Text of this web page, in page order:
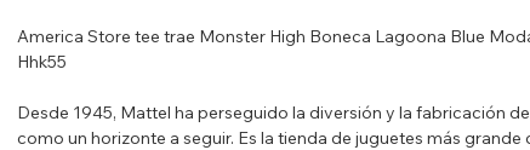
America Store tee trae Monster High Boneca Lagoona Blue
Hhk55
Desde 1945, Mattel ha perseguido la diversión y la fabricación
como un horizonte a seguir. Es la tienda de juguetes más grande